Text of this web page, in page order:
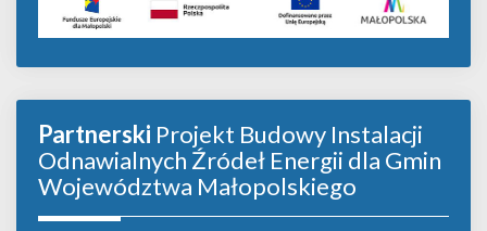
Partnerski Projekt Budowy Instalacji
Odnawialnych Źródeł Energii dla Gmin
Województwa Małopolskiego